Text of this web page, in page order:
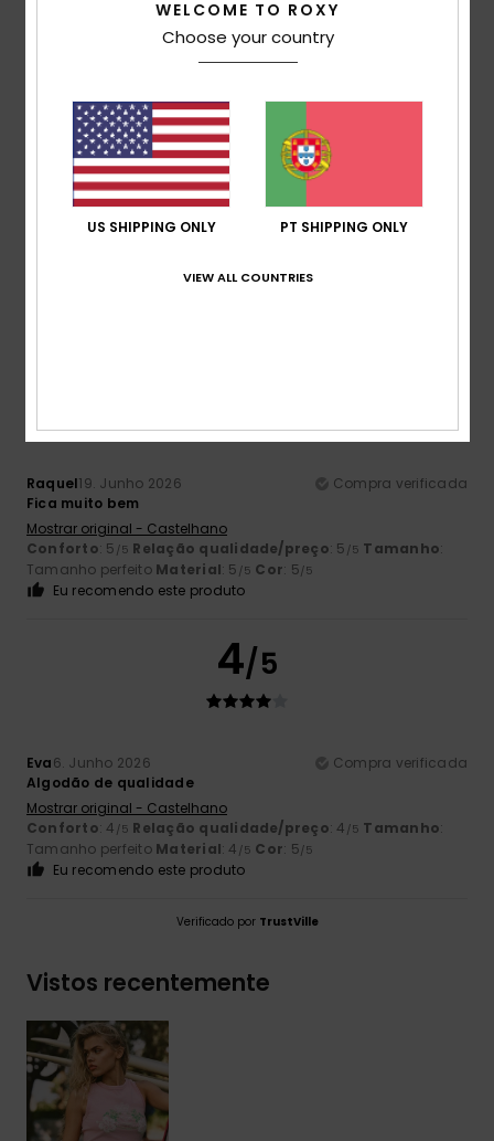
Relação qualidade/preço
Tamanho
Muito pequenoDemasiado grande
Material
Raquel19. Junho 2026
Compra verificada
Fica muito bem
Mostrar original - Castelhano
Conforto: 5 /5 Relação qualidade/preço: 5 /5 Tamanho:
Tamanho perfeito Material: 5 /5 Cor: 5/5
Eu recomendo este produto
4/5
Eva6. Junho 2026
Compra verificada
Algodão de qualidade
Mostrar original - Castelhano
Conforto: 4 /5 Relação qualidade/preço: 4 /5 Tamanho:
Tamanho perfeito Material: 4 /5 Cor: 5/5
Eu recomendo este produto
Verificado por TrustVille
Vistos recentemente
WELCOME TO ROXY
Choose your country
US SHIPPING ONLY PT SHIPPING ONLY
VIEW ALL COUNTRIES